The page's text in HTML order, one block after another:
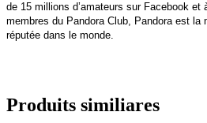
de 15 millions d’amateurs sur Facebook
membres du Pandora Club, Pandora est la
réputée dans le monde.
Produits similiares